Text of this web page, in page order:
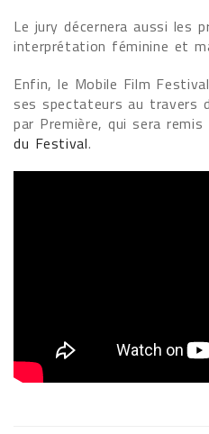
Le jury décernera aussi les
interprétation féminine et
Enfin, le Mobile Film
ses spectateurs au travers
par Première, qui sera
du Festival.